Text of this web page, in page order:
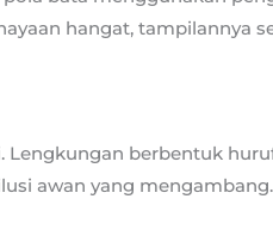
hangat, tampilannya
berbentuk
awan yang mengambang.